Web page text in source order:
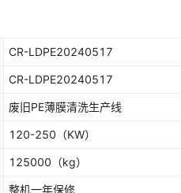
CR-LDPE20240517
CR-LDPE20240517
废旧PE薄膜清洗生产线
120-250 （KW）
125000 （kg）
整机一年保修